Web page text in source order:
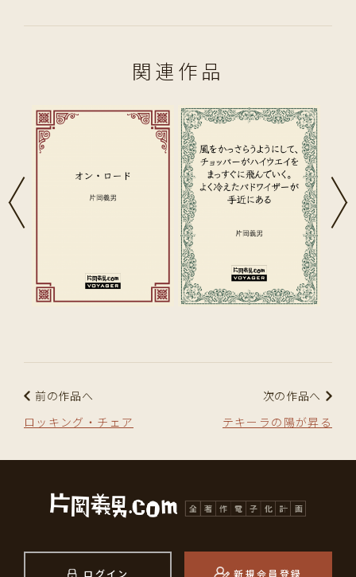
関連作品
前の作品へ
ロッキング・チェア
次の作品へ
テキーラの陽が昇る
ログイン 新規会員登録